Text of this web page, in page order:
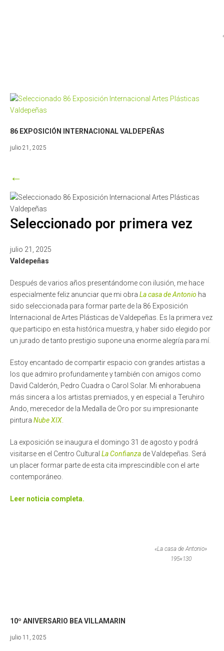
86 EXPOSICIÓN INTERNACIONAL VALDEPEÑAS
julio 21, 2025
←
Seleccionado por primera vez
julio 21, 2025
Valdepeñas
Después de varios años presentándome con ilusión, me hace
especialmente feliz anunciar que mi obra La casa de Antonio ha
sido seleccionada para formar parte de la 86 Exposición
Internacional de Artes Plásticas de Valdepeñas. Es la primera vez
que participo en esta histórica muestra, y haber sido elegido por
un jurado de tanto prestigio supone una enorme alegría para mí.
Estoy encantado de compartir espacio con grandes artistas a
los que admiro profundamente y también con amigos como
David Calderón, Pedro Cuadra o Carol Solar. Mi enhorabuena
más sincera a los artistas premiados, y en especial a Teruhiro
Ando, merecedor de la Medalla de Oro por su impresionante
pintura Nube XIX
La exposición se inaugura el domingo 31 de agosto y podrá
visitarse en el Centro Cultural La Confianza de Valdepeñas. Será
un placer formar parte de esta cita imprescindible con el arte
contemporáneo.
Leer noticia completa.
«La casa de Antonio»
195×130
10º ANIVERSARIO BEA VILLAMARIN
julio 11, 2025